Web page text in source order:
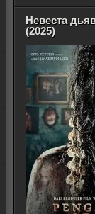
Невеста
(2025)